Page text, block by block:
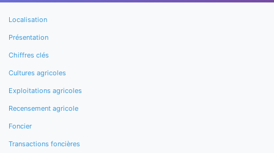
Localisation
Présentation
Chiffres clés
Cultures agricoles
Exploitations agricoles
Recensement agricole
Foncier
Transactions foncières